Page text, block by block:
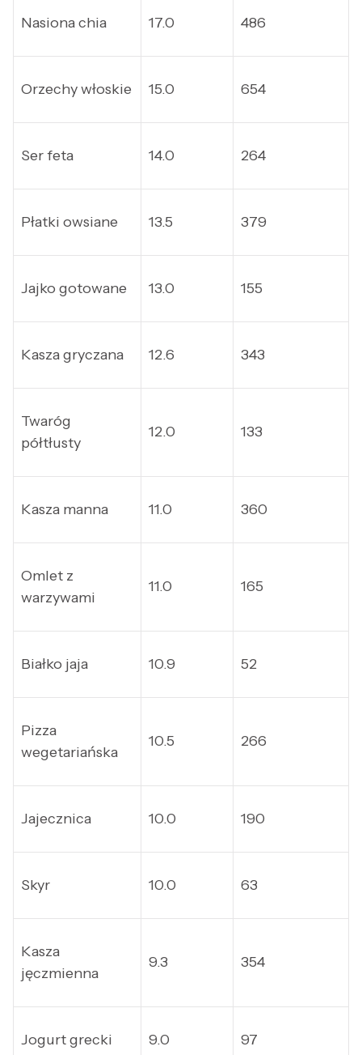
Nasiona chia 17.0 486
Orzechy włoskie 15.0 654
Ser feta 14.0 264
Płatki owsiane 13.5 379
Jajko gotowane 13.0 155
Kasza gryczana 12.6 343
Twaróg
półtłusty
12.0 133
Kasza manna 11.0 360
Omlet z
warzywami
11.0 165
Białko jaja 10.9 52
Pizza
wegetariańska
10.5 266
Jajecznica 10.0 190
Skyr 10.0 63
Kasza
jęczmienna
9.3 354
Jogurt grecki 9.0 97